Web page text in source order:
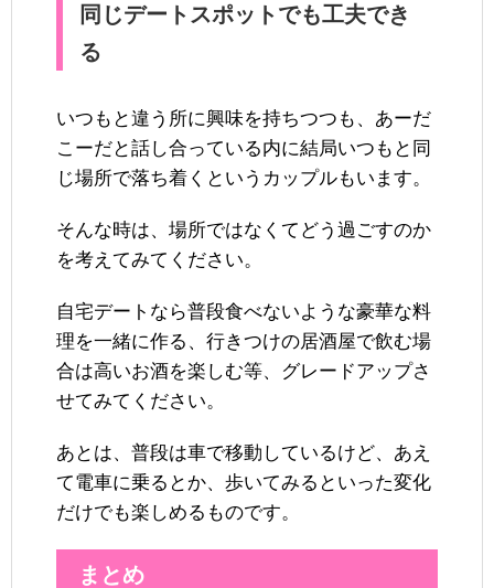
同じデートスポットでも工夫でき
る
いつもと違う所に興味を持ちつつも、あーだ
こーだと話し合っている内に結局いつもと同
じ場所で落ち着くというカップルもいます。
そんな時は、場所ではなくてどう過ごすのか
を考えてみてください。
自宅デートなら普段食べないような豪華な料
理を一緒に作る、行きつけの居酒屋で飲む場
合は高いお酒を楽しむ等、グレードアップさ
せてみてください。
あとは、普段は車で移動しているけど、あえ
て電車に乗るとか、歩いてみるといった変化
だけでも楽しめるものです。
まとめ